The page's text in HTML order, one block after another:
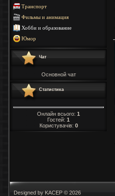
Транспорт
Фильмы и анимация
Хобби и образование
Юмор
Чат
Основной чат
Статистика
Онлайн всього: 1
Гостей: 1
Користувачів: 0
Designed by KACEP © 2026